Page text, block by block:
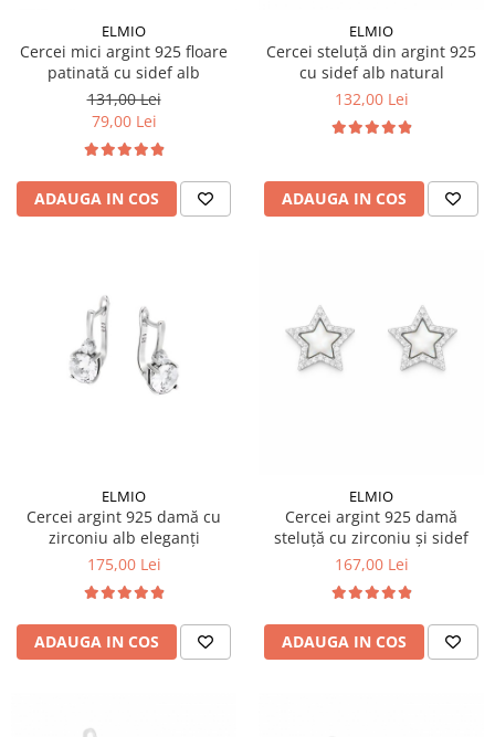
Vezi toate
BRATARI
Bratari Argint
Bratari de Mana
Bratari cu Pietre
Colectia „ Bijuterii cu Email ”
Vezi toate
Cadouri Craciun
Cadouri de Lux
Cadouri Corporate
Vezi toate
ELMIO
Cercei mici argint 925 floare
patinată cu sidef alb
131,00 Lei
79,00 Lei
ADAUGA IN COS
ELMIO
Cercei steluță din argint 925
cu sidef alb natural
132,00 Lei
ADAUGA IN COS
ELMIO
Cercei argint 925 damă cu
zirconiu alb eleganți
175,00 Lei
ADAUGA IN COS
ELMIO
Cercei argint 925 damă
steluță cu zirconiu și sidef
167,00 Lei
ADAUGA IN COS